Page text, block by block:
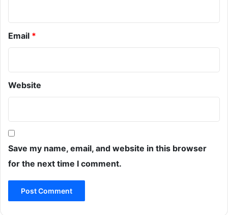
Email *
Website
Save my name, email, and website in this browser
for the next time I comment.